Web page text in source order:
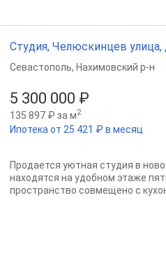
Студия, Челюскинцев улица,
5 300 000 ₽
135 897 ₽ за м2
Ипотека от 25 421 ₽ в месяц
Севастополь, Нахимовский р-н
Продается уютная студия в
находятся на удобном этаже
пространство совмещено с